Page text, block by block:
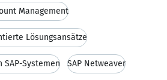
Management
Lösungsansätze
Systemen SAP Netweaver